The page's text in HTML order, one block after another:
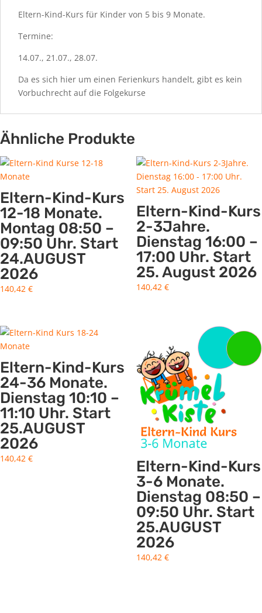
Eltern-Kind-Kurs für Kinder von 5 bis 9 Monate.
Termine:
14.07., 21.07., 28.07.
Da es sich hier um einen Ferienkurs handelt, gibt es kein
Vorbuchrecht auf die Folgekurse
Ähnliche Produkte
Eltern-Kind-Kurs
12-18 Monate.
Montag 08:50 –
09:50 Uhr. Start
24.AUGUST
2026
140,42 €
Eltern-Kind-Kurs
2-3Jahre.
Dienstag 16:00 –
17:00 Uhr. Start
25. August 2026
140,42 €
Eltern-Kind-Kurs
24-36 Monate.
Dienstag 10:10 –
11:10 Uhr. Start
25.AUGUST
2026
140,42 €
Eltern-Kind-Kurs
3-6 Monate.
Dienstag 08:50 –
09:50 Uhr. Start
25.AUGUST
2026
140,42 €